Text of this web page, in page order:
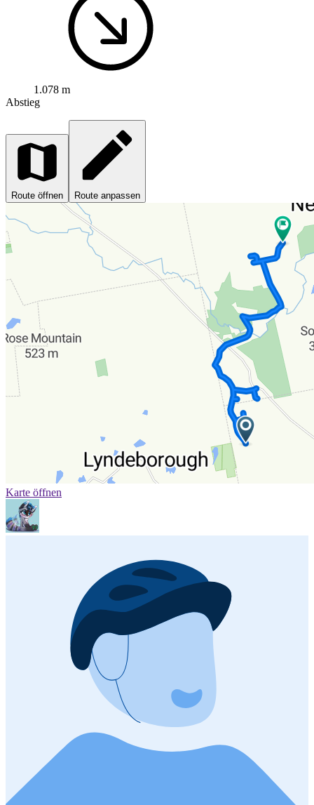
1.078 m
Abstieg
Route öffnen Route anpassen
Karte öffnen